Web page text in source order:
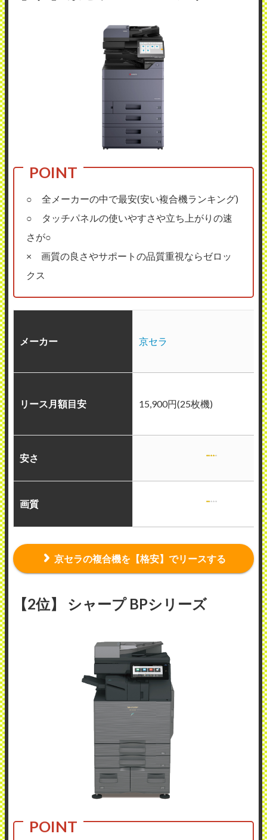
○ 全メーカーの中で最安(安い複合機ランキング)
○ タッチパネルの使いやすさや立ち上がりの速
さが○
× 画質の良さやサポートの品質重視ならゼロッ
クス
メーカー 京セラ
リース月額目安 15,900円(25枚機)
安さ
画質
京セラの複合機を【格安】でリースする
【2位】 シャープ BPシリーズ